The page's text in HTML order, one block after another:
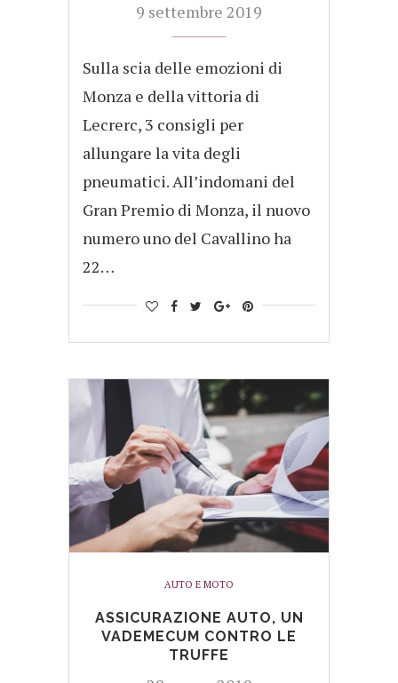
9 settembre 2019
Sulla scia delle emozioni di
Monza e della vittoria di
Lecrerc, 3 consigli per
allungare la vita degli
pneumatici. All’indomani del
Gran Premio di Monza, il nuovo
numero uno del Cavallino ha
22…
AUTO E MOTO
ASSICURAZIONE AUTO, UN
VADEMECUM CONTRO LE
TRUFFE